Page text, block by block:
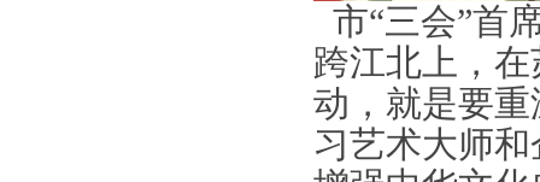
市“三会”首
跨江北上，
动，就是要
习艺术大师